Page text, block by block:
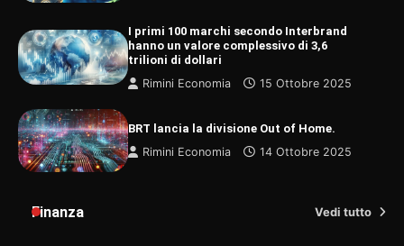
I primi 100 marchi secondo Interbrand
hanno un valore complessivo di 3,6
trilioni di dollari
Rimini Economia
15 Ottobre 2025
BRT lancia la divisione Out of Home.
Rimini Economia
14 Ottobre 2025
Finanza Vedi tutto